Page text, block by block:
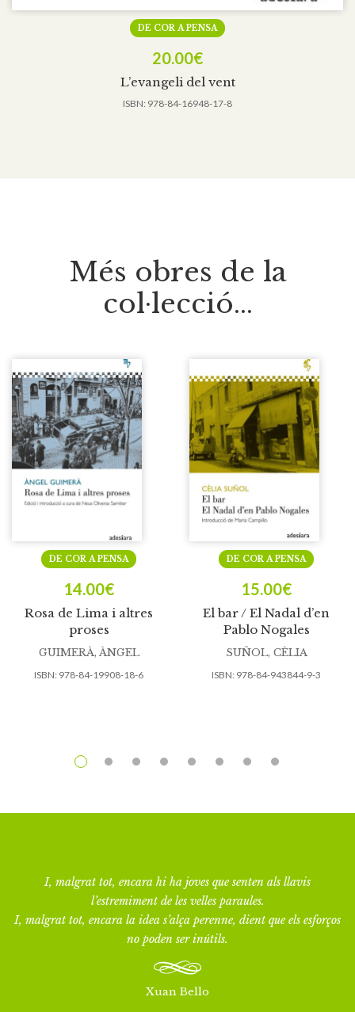
L’evangeli del vent
DE COR A PENSA
20.00€
ISBN: 978-84-16948-17-8
Més obres de la
col·lecció...
Rosa de Lima i altres
proses
DE COR A PENSA
14.00€
GUIMERÀ, ÀNGEL
ISBN: 978-84-19908-18-6
El bar / El Nadal d’en
Pablo Nogales
DE COR A PENSA
15.00€
SUÑOL, CÈLIA
ISBN: 978-84-943844-9-3
I, malgrat tot, encara hi ha joves que senten als llavis
l’estremiment de les velles paraules.
I, malgrat tot, encara la idea s’alça perenne, dient que els esforços
no poden ser inútils.
Xuan Bello